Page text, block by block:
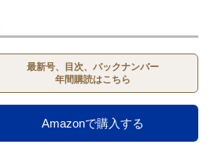
最新号、目次、バックナンバー
年間購読はこちら
Amazonで購入する